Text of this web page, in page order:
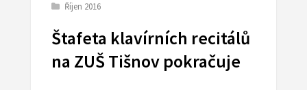
Říjen 2016
Štafeta klavírních recitálů
na ZUŠ Tišnov pokračuje